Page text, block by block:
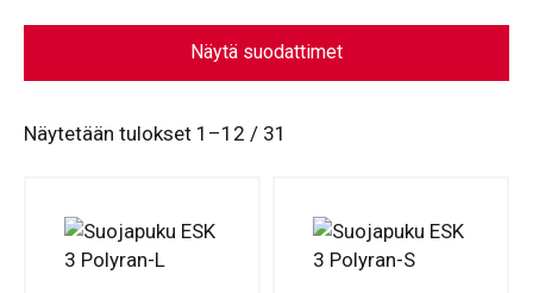
Näytä suodattimet
Näytetään tulokset 1–12 / 31